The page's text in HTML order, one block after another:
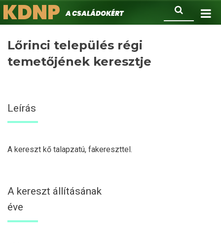
Ugrás
a
Keresés
KDNPA családokért.
Lőrinci település régi
temetőjének keresztje
Leírás
A kereszt kő talapzatú, fakereszttel.
A kereszt állításának
éve